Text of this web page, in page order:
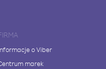
o Viber
marek